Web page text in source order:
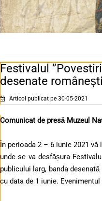
Festivalul
desenate
Articol publicat pe 30-05-2021
Comunicat de presă Muzeul
În perioada 2 – 6 iunie 2021
unde se va desfășura
publicului larg, banda
cu data de 1 iunie.